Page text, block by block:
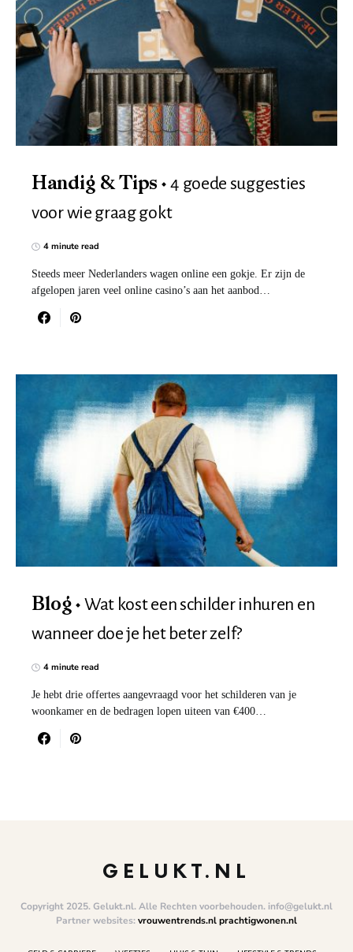
Handig & Tips
4 goede suggesties
voor wie graag gokt
4 minute read
Steeds meer Nederlanders wagen online een gokje. Er zijn de
afgelopen jaren veel online casino’s aan het aanbod…
Blog
Wat kost een schilder inhuren en
wanneer doe je het beter zelf?
4 minute read
Je hebt drie offertes aangevraagd voor het schilderen van je
woonkamer en de bedragen lopen uiteen van €400…
GELUKT.NL
Copyright 2025. Gelukt.nl. Alle Rechten voorbehouden. info@gelukt.nl
Partner websites:vrouwentrends.nlprachtigwonen.nl